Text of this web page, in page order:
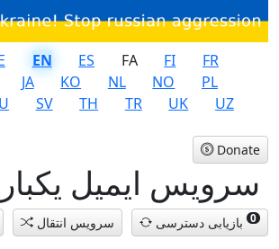
EN ES FA FI
FR
JA KO NL NO
PL
SV TH TR UK
UZ
Donate
سرویس ایمیل
سرویس انتقال 0